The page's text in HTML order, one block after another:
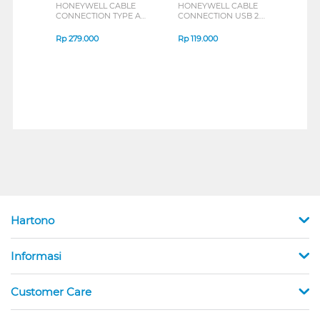
HONEYWELL CABLE
CONNECTION TYPE A
SERIES
Rp279.000
HONEYWELL CABLE
CONNECTION USB 2.0
Rp119.000
Hartono
Informasi
Customer Care